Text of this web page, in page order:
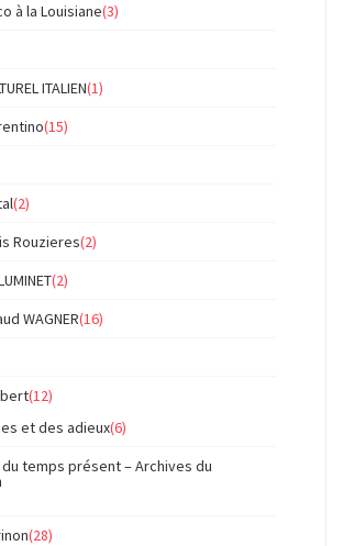
à la Louisiane(3)
ITALIEN(1)
(15)
(2)
Rouzieres(2)
(2)
WAGNER(16)
(12)
et des adieux(6)
temps présent – Archives du
(28)